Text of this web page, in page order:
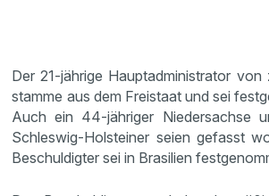
Der 21-jährige Hauptadministrator
stamme aus dem Freistaat und sei
Auch ein 44-jähriger Niedersachse
Schleswig-Holsteiner seien gefasst
Beschuldigter sei in Brasilien